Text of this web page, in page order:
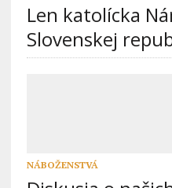
Len katolícka
Slovenskej
NÁBOŽENSTVÁ